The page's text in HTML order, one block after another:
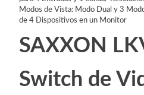
Modos de Vista: Modo Dual y 3
de 4 Dispositivos en un Monitor
SAXXON
Switch de